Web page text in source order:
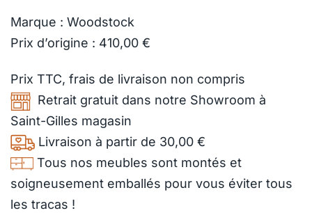
Marque : Woodstock
Prix d’origine : 410,00 €
Prix TTC, frais de livraison non compris
Retrait gratuit dans notre Showroom à
Saint-Gilles magasin
Livraison à partir de 30,00 €
Tous nos meubles sont montés et
soigneusement emballés pour vous éviter tous
les tracas !